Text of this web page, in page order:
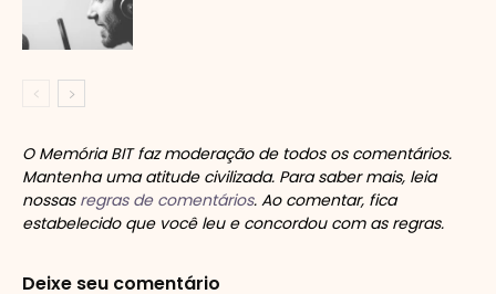
O Memória BIT faz moderação de todos os comentários.
Mantenha uma atitude civilizada. Para saber mais, leia
nossas regras de comentários. Ao comentar, fica
estabelecido que você leu e concordou com as regras.
Deixe seu comentário